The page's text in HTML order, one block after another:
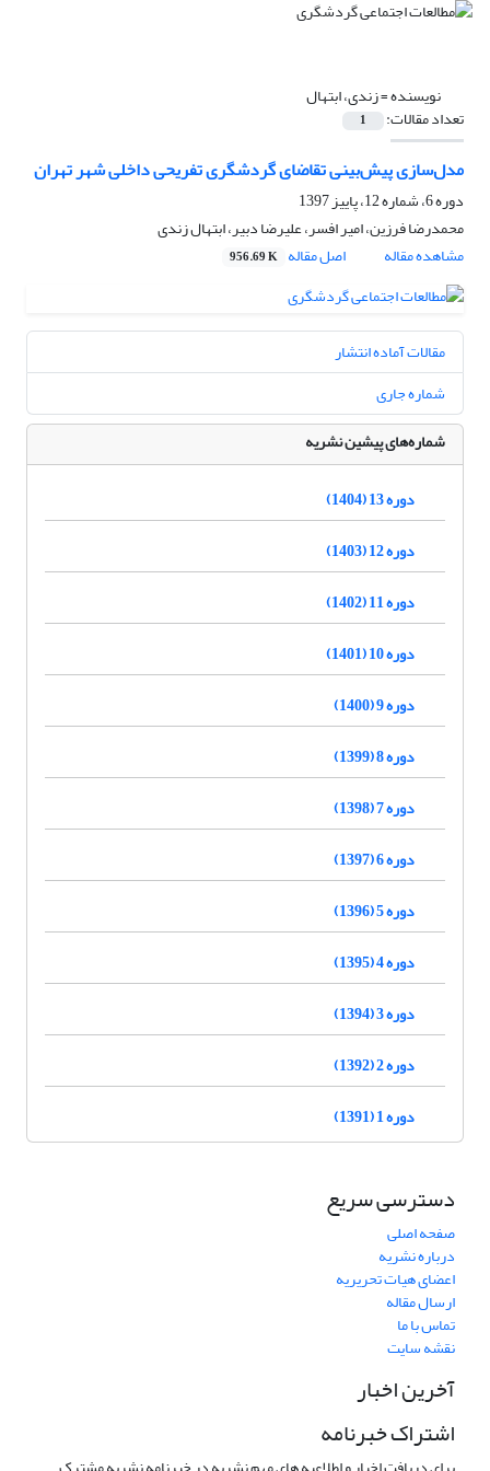
نویسنده =زندی، ابتهال
تعداد مقالات: 1
مدل‌سازی پیش‌بینی تقاضای گردشگری تفریحی داخلی شهر تهران
دوره 6، شماره 12، پاییز 1397
محمدرضا فرزین، امیر افسر، علیرضا دبیر، ابتهال زندی
مشاهده مقاله
اصل مقاله 956.69 K
مقالات آماده انتشار
شماره جاری
شماره‌های پیشین نشریه
دوره 13 (1404)
دوره 12 (1403)
دوره 11 (1402)
دوره 10 (1401)
دوره 9 (1400)
دوره 8 (1399)
دوره 7 (1398)
دوره 6 (1397)
دوره 5 (1396)
دوره 4 (1395)
دوره 3 (1394)
دوره 2 (1392)
دوره 1 (1391)
دسترسی سریع
صفحه اصلی
درباره نشریه
اعضای هیات تحریریه
ارسال مقاله
تماس با ما
نقشه سایت
آخرین اخبار
اشتراک خبرنامه